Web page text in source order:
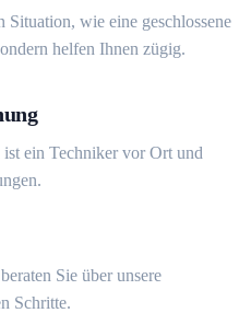
Situation, wie eine geschlossene
helfen Ihnen zügig.
ein Techniker vor Ort und
Sie über unsere
Schritte.